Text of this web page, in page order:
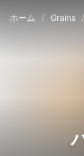
ホーム / Grains /